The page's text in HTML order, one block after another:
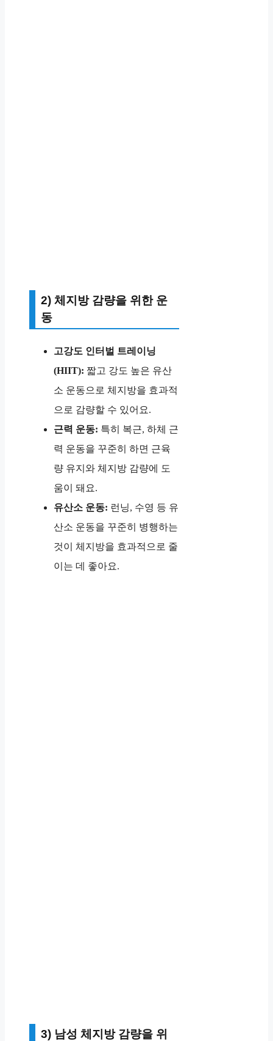
2) 체지방 감량을 위한 운
동
고강도 인터벌 트레이닝
(HIIT): 짧고 강도 높은 유산
소 운동으로 체지방을 효과적
으로 감량할 수 있어요.
근력 운동: 특히 복근, 하체 근
력 운동을 꾸준히 하면 근육
량 유지와 체지방 감량에 도
움이 돼요.
유산소 운동: 런닝, 수영 등 유
산소 운동을 꾸준히 병행하는
것이 체지방을 효과적으로 줄
이는 데 좋아요.
3) 남성 체지방 감량을 위